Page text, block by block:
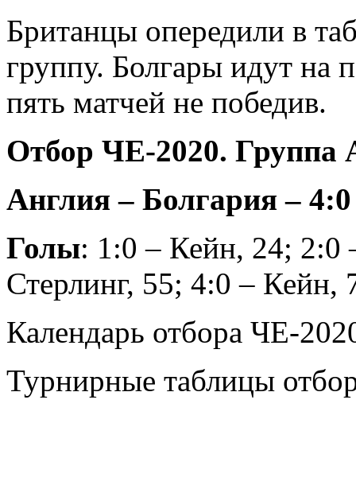
Британцы опередили в
группу. Болгары идут на
пять матчей не победив.
Отбор ЧЕ-2020. Группа
Англия – Болгария –
Голы: 1:0 – Кейн, 24; 2:0
Стерлинг, 55; 4:0 – Кейн,
Календарь отбора ЧЕ-
Турнирные таблицы